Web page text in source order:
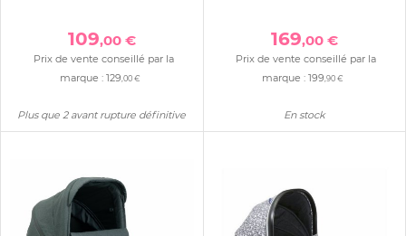
109,00 €
Prix de vente conseillé par la
marque : 129 ,00 €
Plus que 2 avant rupture définitive
169,00 €
Prix de vente conseillé par la
marque : 199 ,90 €
En stock